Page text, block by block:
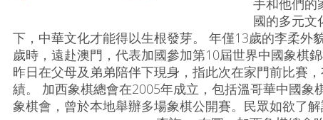
手和他們的
國的多元文
下，中華文化才能得以生根發芽。 年僅13歲的李柔外
歲時，遠赴澳門，代表加國參加第10屆世界中國象棋
昨日在父母及弟弟陪伴下現身，指此次在家門前比賽
績。 加西象棋總會在2005年成立，包括溫哥華中國象
象棋會，曾於本地舉辦多場象棋公開賽。民眾如欲了